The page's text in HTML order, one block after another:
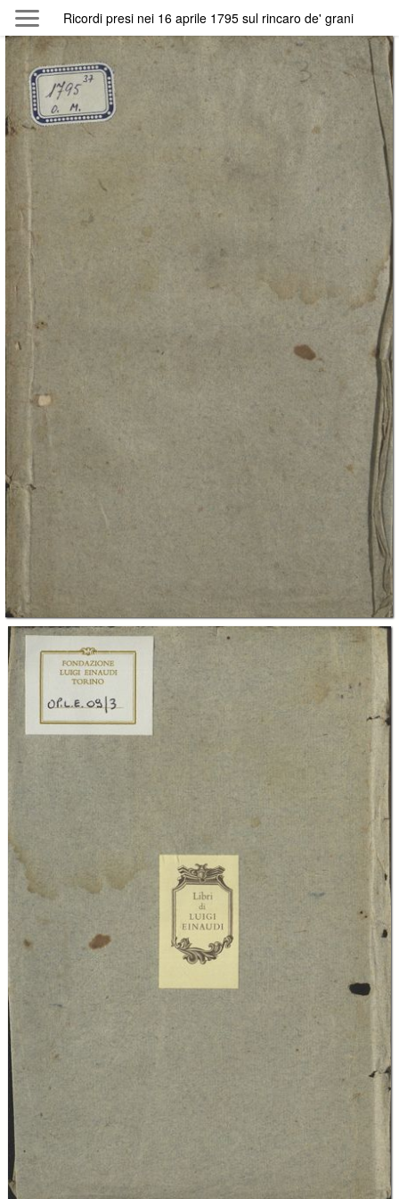
Skip to main content
Follow The Byterfly And Enjoy Open
Knowledge
Policy Collections Providers Exhibitions
Ricordi presi nei 16 aprile 1795 sul rincaro de' grani
In collections
Biblioteca storico-economica Fondazione L. Einaudi
Ricordi presi nei 16 aprile 1795 sul rincaro de' grani
Francesco Maria Gianni
Date:
Subject:
agricoltura
commercio
Download: